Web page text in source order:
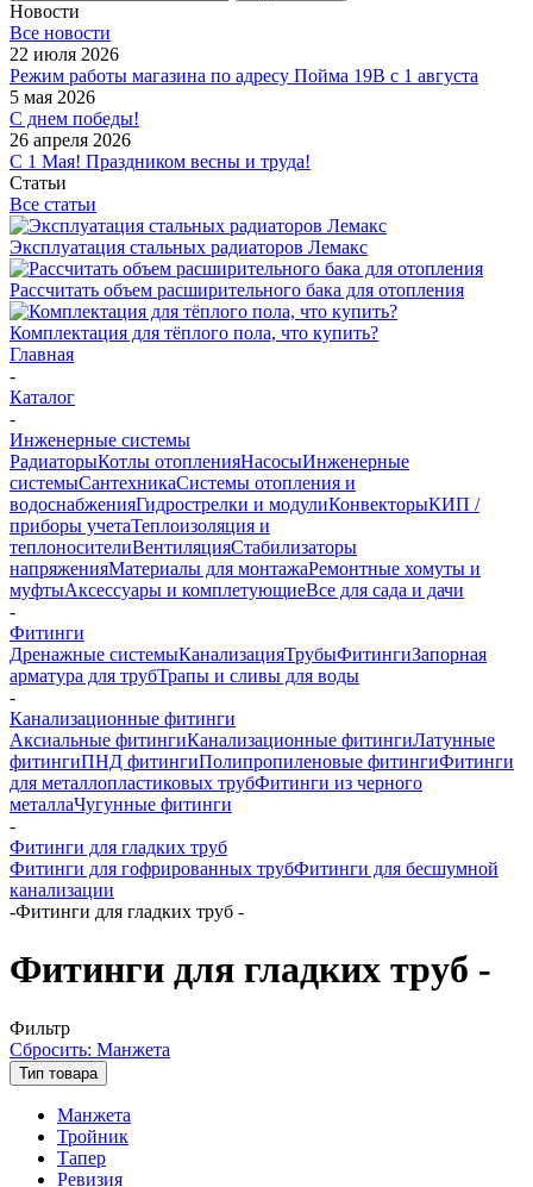
Новости
Все новости
22 июля 2026
Режим работы магазина по адресу Пойма 19В с 1 августа
5 мая 2026
С днем победы!
26 апреля 2026
С 1 Мая! Праздником весны и труда!
Статьи
Все статьи
Эксплуатация стальных радиаторов Лемакс
Рассчитать объем расширительного бака для отопления
Комплектация для тёплого пола, что купить?
Главная
-
Каталог
-
Инженерные системы
РадиаторыКотлы отопленияНасосыИнженерные
системыСантехникаСистемы отопления и
водоснабженияГидрострелки и модулиКонвекторыКИП /
приборы учетаТеплоизоляция и
теплоносителиВентиляцияСтабилизаторы
напряженияМатериалы для монтажаРемонтные хомуты и
муфтыАксессуары и комплетующиеВсе для сада и дачи
-
Фитинги
Дренажные системыКанализацияТрубыФитингиЗапорная
арматура для трубТрапы и сливы для воды
-
Канализационные фитинги
Аксиальные фитингиКанализационные фитингиЛатунные
фитингиПНД фитингиПолипропиленовые фитингиФитинги
для металлопластиковых трубФитинги из черного
металлаЧугунные фитинги
-
Фитинги для гладких труб
Фитинги для гофрированных трубФитинги для бесшумной
канализации
-Фитинги для гладких труб -
Фитинги для гладких труб -
Фильтр
Сбросить: Манжета
Тип товара
Манжета
Тройник
Тапер
Ревизия